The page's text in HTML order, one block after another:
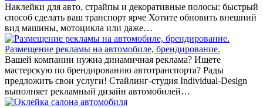
Наклейки для авто, страйпы и декоративные полосы: быстрый
способ сделать ваш транспорт ярче Хотите обновить внешний
вид машины, мотоцикла или даже…
Размещение рекламы на автомобиле, брендирование.
Вашей компании нужна динамичная реклама? Ищете
мастерскую по брендированию автотранспорта? Рады
предложить свои услуги! Стайлинг-студия Individual-Design
выполняет рекламный дизайн автомобилей…